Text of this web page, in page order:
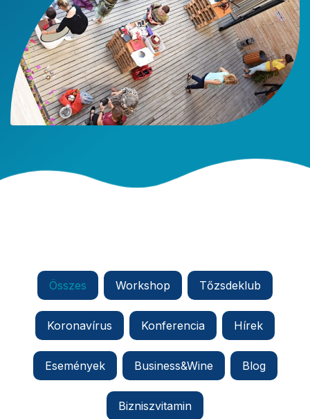
Összes Workshop Tőzsdeklub
Koronavírus Konferencia Hírek
Események Business&Wine Blog
Bizniszvitamin